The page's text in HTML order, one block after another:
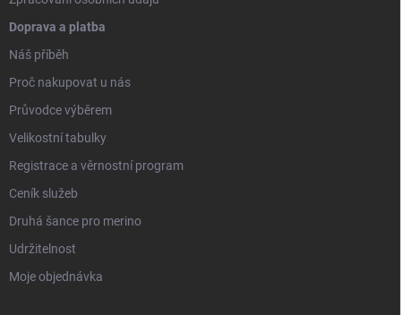
Doprava a platba
Náš příběh
Proč nakupovat u nás
Průvodce výběrem
Velikostní tabulky
Registrace a věrnostní program
Ceník služeb
Druhá šance pro merino
Udržitelnost
Moje objednávka